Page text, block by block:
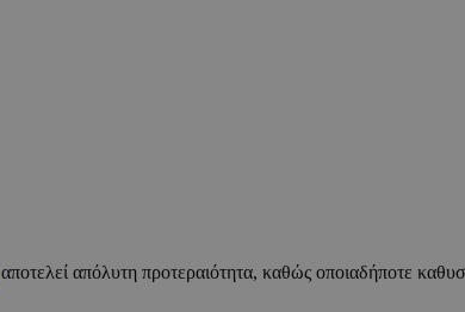
αποτελεί απόλυτη προτεραιότητα, καθώς οποιαδήποτε